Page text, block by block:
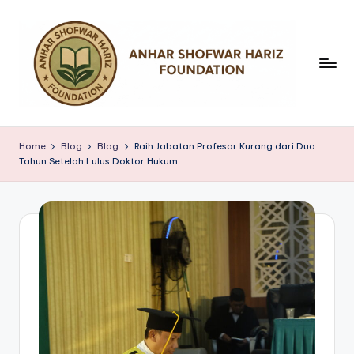
content
a
y
s
Home Blog Blog
Raih Jabatan Profesor Kurang dari Dua
Tahun Setelah Lulus Doktor Hukum